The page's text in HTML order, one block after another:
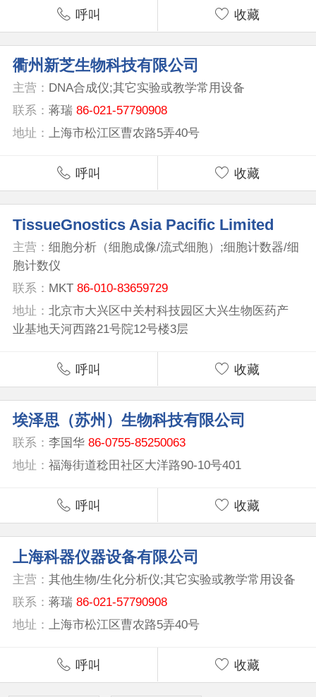
呼叫 收藏
衢州新芝生物科技有限公司
主营： DNA合成仪;其它实验或教学常用设备
联系： 蒋瑞86-021-57790908
地址： 上海市松江区曹农路5弄40号
呼叫 收藏
TissueGnostics Asia Pacific Limited
主营： 细胞分析（细胞成像/流式细胞）;细胞计数器/细
胞计数仪
联系： MKT86-010-83659729
地址： 北京市大兴区中关村科技园区大兴生物医药产
业基地天河西路21号院12号楼3层
呼叫 收藏
埃泽思（苏州）生物科技有限公司
联系： 李国华86-0755-85250063
地址： 福海街道稔田社区大洋路90-10号401
呼叫 收藏
上海科器仪器设备有限公司
主营： 其他生物/生化分析仪;其它实验或教学常用设备
联系： 蒋瑞86-021-57790908
地址：
上海市松江区曹农路5弄40号
呼叫 收藏